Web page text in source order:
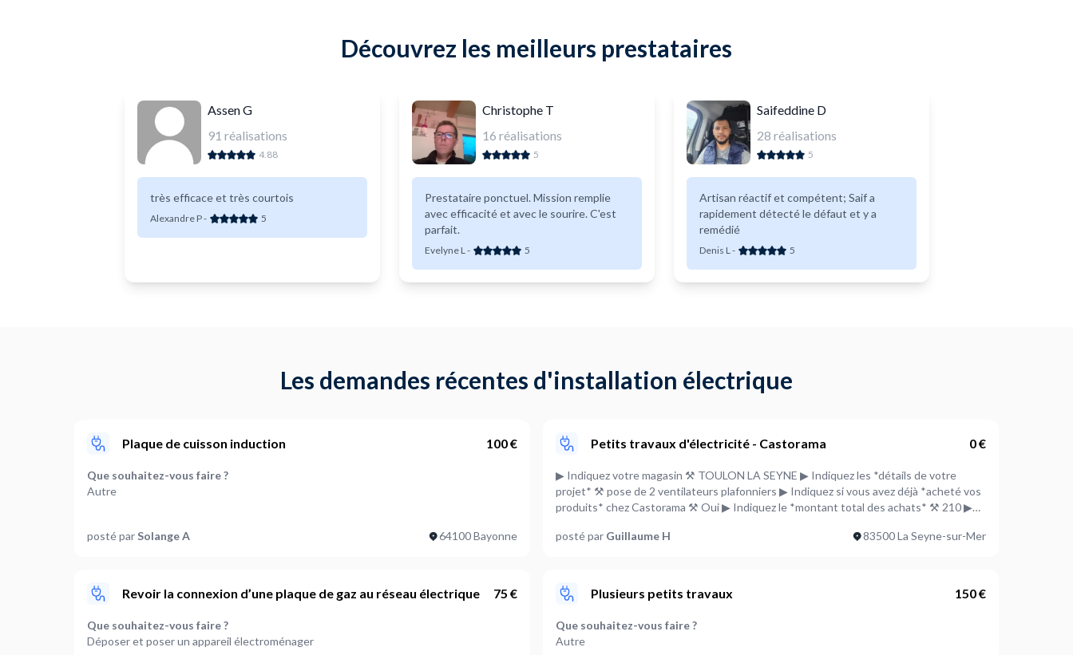
Découvrez les meilleurs prestataires
Assen G
91 réalisations
4.88
très efficace et très courtois
Alexandre P- 5
Christophe T
16 réalisations
5
Prestataire ponctuel. Mission remplie
avec efficacité et avec le sourire. C'est
parfait.
Evelyne L- 5
Saifeddine D
28 réalisations
5
Artisan réactif et compétent; Saif a
rapidement détecté le défaut et y a
remédié
Denis L- 5
Les demandes récentes d'installation électrique
Plaque de cuisson induction 100 €
Que souhaitez-vous faire ?
Autre
A définir ensemble
Cuisine
Où en êtes-vous dans votre projet ?
Je suis prêt à démarrer
posté par Solange A 64100 Bayonne
Petits travaux d'électricité - Castorama 0 €
▶ Indiquez votre magasin ⚒ TOULON LA SEYNE ▶ Indiquez les *détails de votre
projet* ⚒ pose de 2 ventilateurs plafonniers ▶ Indiquez si vous avez déjà *acheté vos
produits* chez Castorama ⚒ Oui ▶ Indiquez le *montant total des achats* ⚒ 210 ▶
posté par Guillaume H 83500 La Seyne-sur-Mer
Revoir la connexion d’une plaque de gaz au réseau électrique 75 €
Que souhaitez-vous faire ?
Déposer et poser un appareil électroménager
Plusieurs petits travaux 150 €
Que souhaitez-vous faire ?
Autre